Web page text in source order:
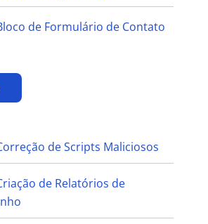
de Formulário de Contato
de Scripts Maliciosos
de Relatórios de